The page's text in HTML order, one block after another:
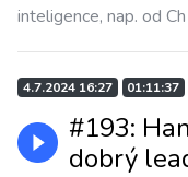
inteligence, nap. od Ch
4.7.2024 16:27 01:11:37
#193:
dobrý